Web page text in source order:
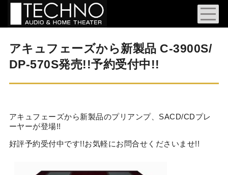
アキュフェーズから新製品 C-3900S/
DP-570S発売!!予約受付中!!
アキュフェーズから新製品のプリアンプ、SACD/CDプレ
ーヤーが登場!!
好評予約受付中です!!お気軽にお問合せくださいませ!!